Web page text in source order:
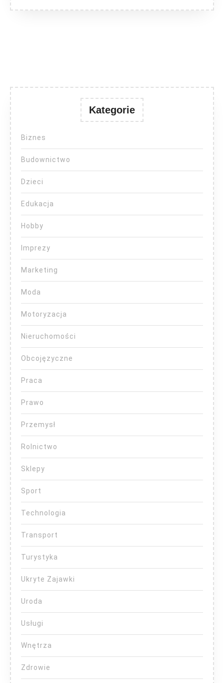
Kategorie
Biznes
Budownictwo
Dzieci
Edukacja
Hobby
Imprezy
Marketing
Moda
Motoryzacja
Nieruchomości
Obcojęzyczne
Praca
Prawo
Przemysł
Rolnictwo
Sklepy
Sport
Technologia
Transport
Turystyka
Ukryte Zajawki
Uroda
Usługi
Wnętrza
Zdrowie